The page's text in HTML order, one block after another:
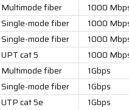
Multimode fiber 1000
Single-mode fiber 1000
Single-mode fiber 1000
UPT cat 5 1000
Multimode fiber 1Gbps
Single-mode fiber 1Gbps
UTP cat 5e 1Gbps